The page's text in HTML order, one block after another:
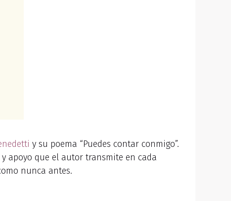
y su poema “Puedes contar conmigo”.
apoyo que el autor transmite en cada
nunca antes.